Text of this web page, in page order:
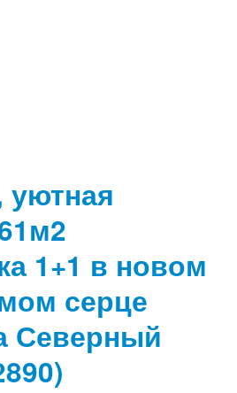
уютная
1+1 в новом
серце
Северный